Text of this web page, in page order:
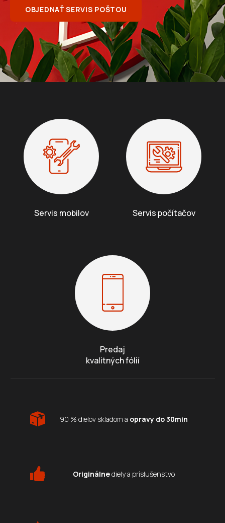
OBJEDNAŤ SERVIS POŠTOU
Servis mobilov Servis počítačov
Predaj
kvalitných fólií
90 % dielov skladom a opravy do 30min
Originálnediely a príslušenstvo
j
s
ť
?